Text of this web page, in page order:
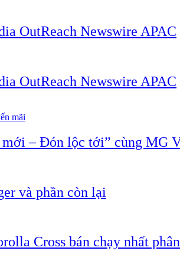
OutReach Newswire APAC
OutReach Newswire APAC
mãi
mới – Đón lộc tới” cùng MG
và phần còn lại
Cross bán chạy nhất